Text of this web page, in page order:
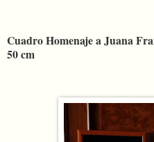
Cuadro Homenaje a Juana
50 cm